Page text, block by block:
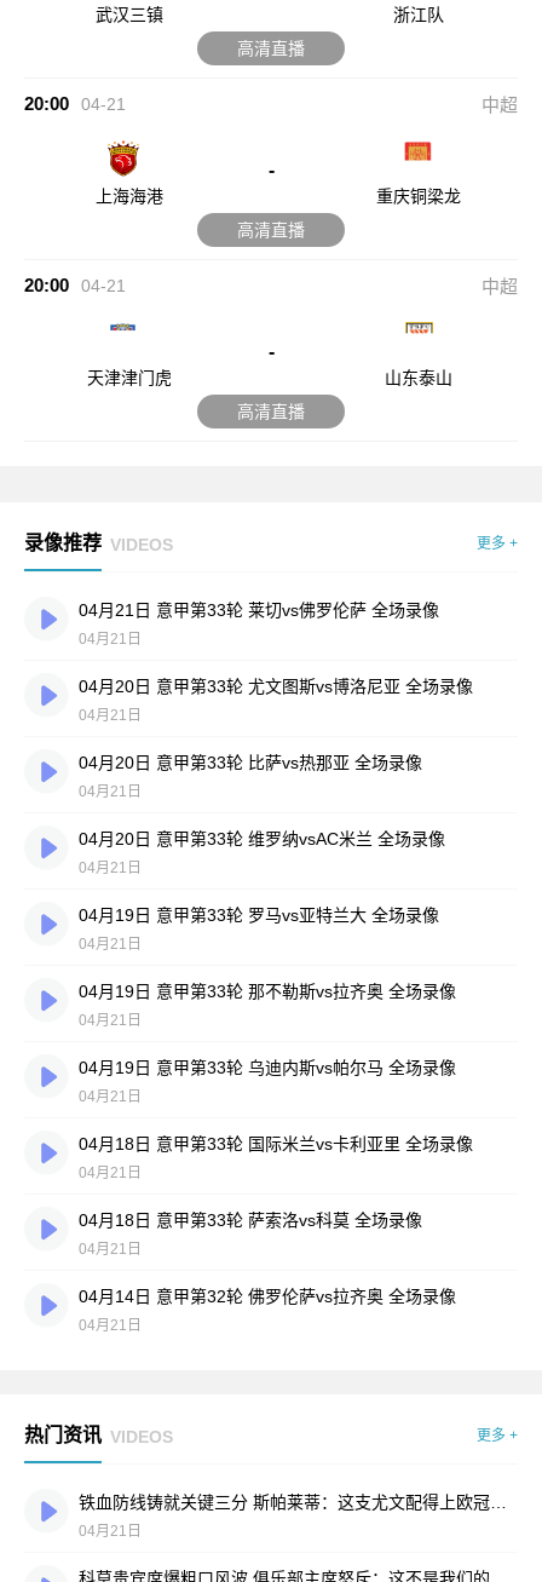
武汉三镇
浙江队
高清直播
20:00 04-21 中超
上海海港
-
重庆铜梁龙
高清直播
20:00 04-21 中超
天津津门虎
-
山东泰山
高清直播
录像推荐 VIDEOS 更多 +
04月21日 意甲第33轮 莱切vs佛罗伦萨 全场录像
04月21日
04月20日 意甲第33轮 尤文图斯vs博洛尼亚 全场录像
04月21日
04月20日 意甲第33轮 比萨vs热那亚 全场录像
04月21日
04月20日 意甲第33轮 维罗纳vsAC米兰 全场录像
04月21日
04月19日 意甲第33轮 罗马vs亚特兰大 全场录像
04月21日
04月19日 意甲第33轮 那不勒斯vs拉齐奥 全场录像
04月21日
04月19日 意甲第33轮 乌迪内斯vs帕尔马 全场录像
04月21日
04月18日 意甲第33轮 国际米兰vs卡利亚里 全场录像
04月21日
04月18日 意甲第33轮 萨索洛vs科莫 全场录像
04月21日
04月14日 意甲第32轮 佛罗伦萨vs拉齐奥 全场录像
04月21日
热门资讯 VIDEOS 更多 +
04月21日